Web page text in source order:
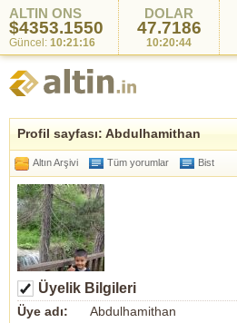
ALTIN ONS
$4353.1550
Güncel: 10:21:16
DOLAR
47.7186
10:20:44
Profil sayfası: Abdulhamithan
Altın Arşivi Tüm yorumlar Bist
Üyelik Bilgileri
Üye adı:
Abdulhamithan